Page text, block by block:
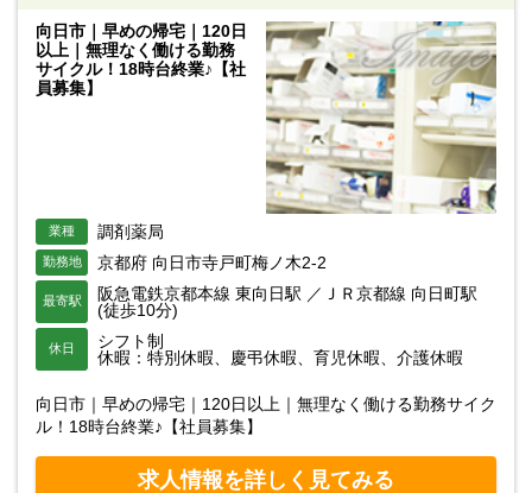
向日市｜早めの帰宅｜120日
以上｜無理なく働ける勤務
サイクル！18時台終業♪【社
員募集】
業種 調剤薬局
勤務地 京都府 向日市寺戸町梅ノ木2-2
最寄駅
阪急電鉄京都本線 東向日駅 ／ＪＲ京都線 向日町駅
(徒歩10分)
休日
シフト制
休暇：特別休暇、慶弔休暇、育児休暇、介護休暇
向日市｜早めの帰宅｜120日以上｜無理なく働ける勤務サイク
ル！18時台終業♪【社員募集】
求人情報を詳しく見てみる